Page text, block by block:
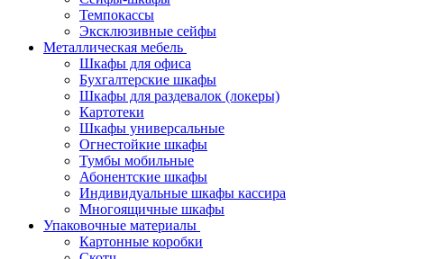
Темпокассы
Эксклюзивные сейфы
Металлическая мебель
Шкафы для офиса
Бухгалтерские шкафы
Шкафы для раздевалок (локеры)
Картотеки
Шкафы универсальные
Огнестойкие шкафы
Тумбы мобильные
Абонентские шкафы
Индивидуальные шкафы кассира
Многоящичные шкафы
Упаковочные материалы
Картонные коробки